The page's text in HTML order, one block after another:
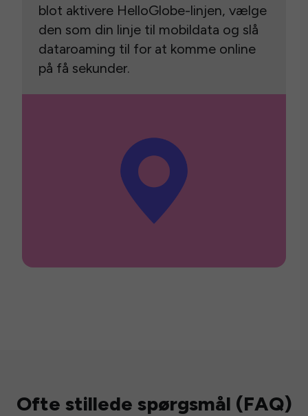
blot aktivere HelloGlobe-linjen, vælge
den som din linje til mobildata og slå
dataroaming til for at komme online
på få sekunder.
Ofte stillede spørgsmål (FAQ)